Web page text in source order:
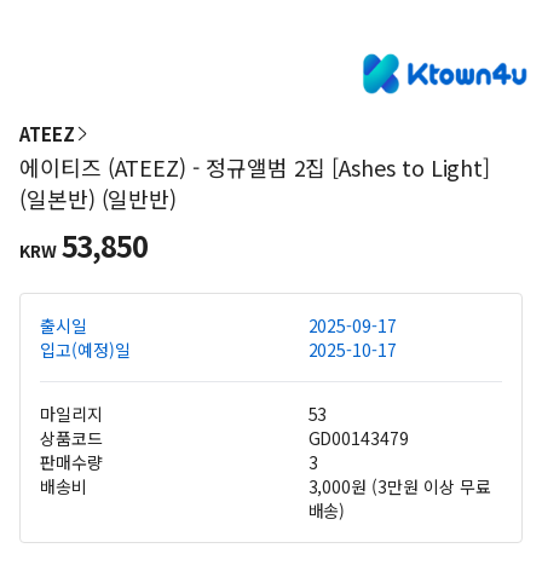
ATEEZ
에이티즈 (ATEEZ) - 정규앨범 2집 [Ashes to Light]
(일본반) (일반반)
KRW 53,850
출시일
2025-09-17
입고(예정)일
2025-10-17
마일리지
53
상품코드
GD00143479
판매수량
3
배송비
3,000원 (3만원 이상 무료
배송)